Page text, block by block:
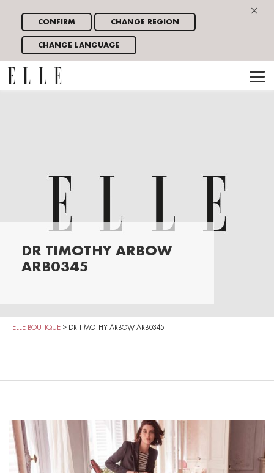
×
CONFIRM CHANGE REGION
CHANGE LANGUAGE
DR TIMOTHY ARBOW
ARB0345
ELLE BOUTIQUE > DR TIMOTHY ARBOW ARB0345